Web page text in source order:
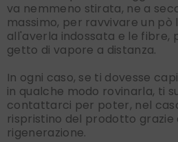
va nemmeno stirata, ne a
massimo, per ravvivare un pò
all'averla indossata e le fibre,
getto di vapore a distanza.
In ogni caso, se ti dovesse
in qualche modo rovinarla, ti
contattarci per poter, nel
rispristino del prodotto grazie
rigenerazione.